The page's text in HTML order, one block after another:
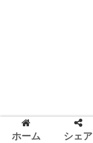
ホーム シェア